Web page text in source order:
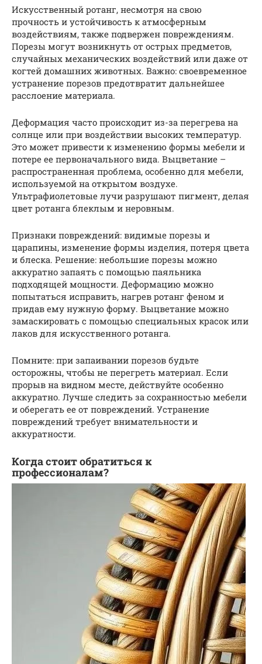
Искусственный ротанг, несмотря на свою
прочность и устойчивость к атмосферным
воздействиям, также подвержен повреждениям.
Порезы могут возникнуть от острых предметов,
случайных механических воздействий или даже от
когтей домашних животных. Важно: своевременное
устранение порезов предотвратит дальнейшее
расслоение материала.
Деформация часто происходит из-за перегрева на
солнце или при воздействии высоких температур.
Это может привести к изменению формы мебели и
потере ее первоначального вида. Выцветание –
распространенная проблема, особенно для мебели,
используемой на открытом воздухе.
Ультрафиолетовые лучи разрушают пигмент, делая
цвет ротанга блеклым и неровным.
Признаки повреждений: видимые порезы и
царапины, изменение формы изделия, потеря цвета
и блеска. Решение: небольшие порезы можно
аккуратно запаять с помощью паяльника
подходящей мощности. Деформацию можно
попытаться исправить, нагрев ротанг феном и
придав ему нужную форму. Выцветание можно
замаскировать с помощью специальных красок или
лаков для искусственного ротанга.
Помните: при запаивании порезов будьте
осторожны, чтобы не перегреть материал. Если
прорыв на видном месте, действуйте особенно
аккуратно. Лучше следить за сохранностью мебели
и оберегать ее от повреждений. Устранение
повреждений требует внимательности и
аккуратности.
Когда стоит обратиться к
профессионалам?